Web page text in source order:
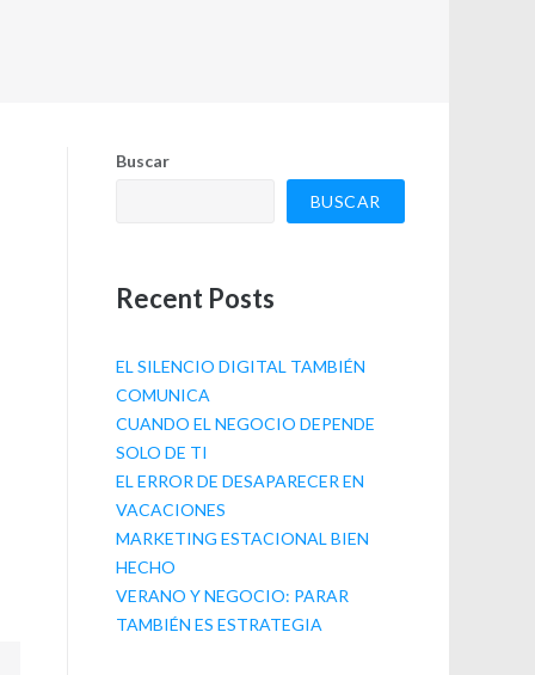
Buscar
BUSCAR
Recent Posts
EL SILENCIO DIGITAL TAMBIÉN
COMUNICA
CUANDO EL NEGOCIO DEPENDE
SOLO DE TI
EL ERROR DE DESAPARECER EN
VACACIONES
MARKETING ESTACIONAL BIEN
HECHO
VERANO Y NEGOCIO: PARAR
TAMBIÉN ES ESTRATEGIA